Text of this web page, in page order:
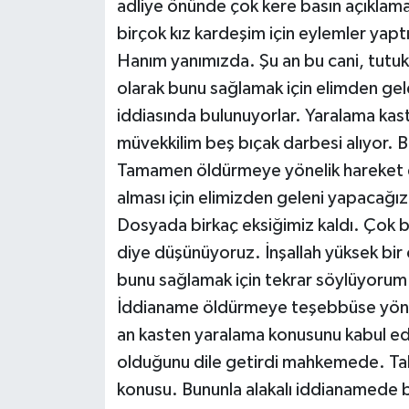
adliye önünde çok kere basın
birçok kız kardeşim için eylemler
Hanım yanımızda. Şu an bu cani,
olarak bunu sağlamak için elimden
iddiasında bulunuyorlar. Yaralama
müvekkilim beş bıçak darbesi alıyor.
Tamamen öldürmeye yönelik
alması için elimizden geleni
Dosyada birkaç eksiğimiz kaldı. Çok
diye düşünüyoruz. İnşallah yüksek
bunu sağlamak için tekrar
İddianame öldürmeye teşebbüse
an kasten yaralama konusunu kabul
olduğunu dile getirdi mahkemede.
konusu. Bununla alakalı